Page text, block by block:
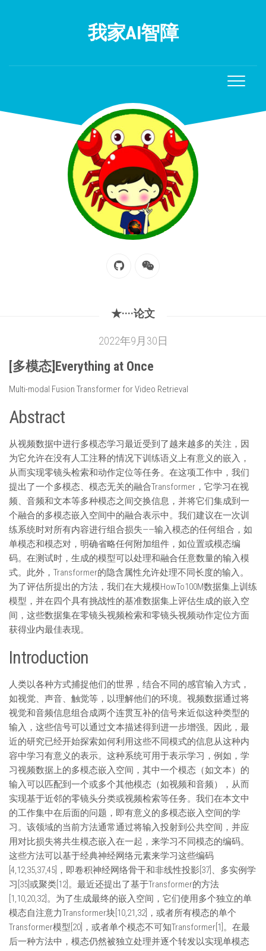
我家AI智障
★····论文
2022年9月30日
[多模态]Everything at Once
Multi-modal Fusion Transformer for Video Retrieval
Abstract
从视频数据中进行多模态学习最近受到了越来越多的关注，因
为它允许在没有人工注释的情况下训练语义上有意义的嵌入，
从而实现零镜头检索和动作定位等任务。在这项工作中，我们
提出了一个多模态、模态无关的融合Transformer，它学习在视
频、音频和文本等多种模态之间交换信息，并将它们集成到一
个融合的多模态嵌入空间中的融合表示中。我们建议在一次训
练系统时对所有内容进行组合损失——输入模态的任何组合，如
单模态和模态对，明确省略任何附加组件，如位置或模态编
码。在测试时，生成的模型可以处理和融合任意数量的输入模
式。此外，Transformer的隐含属性允许处理不同长度的输入。
为了评估所提出的方法，我们在大规模HowTo100M数据集上训练
模型，并在四个具有挑战性的基准数据集上评估生成的嵌入空
间，这些数据集在零镜头视频检索和零镜头视频动作定位方面
获得业内最佳表现。
Introduction
人类以各种方式捕捉他们的世界，结合不同的感官输入方式，
如视觉、声音、触觉等，以理解他们的环境。视频数据通过将
视觉和音频信息组合成两个连贯互补的信号来近似这种类型的
输入，这些信号可以通过文本描述得到进一步增强。因此，最
近的研究已经开始探索如何利用这些不同模式的信息从这种内
容中学习有意义的表示。这种系统可用于表示学习，例如，学
习视频数据上的多模态嵌入空间，其中一个模态（如文本）的
输入可以匹配到一个或多个其他模态（如视频和音频），从而
实现基于近邻的零镜头分类或视频检索等任务。我们在本文中
的工作集中在后面的问题，即有意义的多模态嵌入空间的学
习。该领域的当前方法通常通过将输入投射到公共空间，并应
用对比损失将共生模态嵌入在一起，来学习不同模态的编码。
这些方法可以基于经典神经网络元素来学习这些编码
[4,12,35,37,45]，即卷积神经网络骨干和非线性投影[37]、多实例学
习[35]或聚类[12]。最近还提出了基于Transformer的方法
[1,10,20,32]。为了生成最终的嵌入空间，它们使用多个独立的单
模态自注意力Transformer块[10,21,32]，或者所有模态的单个
Transformer模型[20]，或者单个模态不可知Transformer[1]。在最
后一种方法中，模态仍然被独立处理并逐个转发以实现单模态